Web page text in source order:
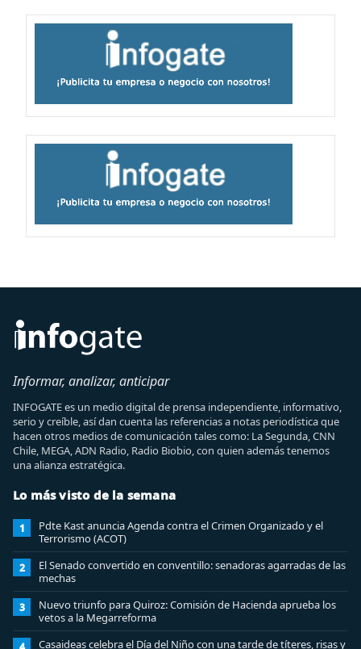
Informar, analizar, anticipar
INFOGATE es un medio digital de prensa independiente, informativo,
serio y creíble, así dan cuenta las referencias a notas periodística que
hacen otros medios de comunicación tales como: La Segunda, CNN
Chile, MEGA, ADN Radio, Radio Biobio, con quien además tenemos
una alianza estratégica.
Lo más visto de la semana
1
Pdte Kast anuncia Agenda contra el Crimen Organizado y el
Terrorismo (ACOT)
2
El Senado convertido en conventillo: senadoras agarradas de las
mechas
3
Nuevo triunfo para Quiroz: Comisión de Hacienda aprueba los
vetos a la Megarreforma
Casaideas celebra el Día del Niño con una tarde de títeres, risas y